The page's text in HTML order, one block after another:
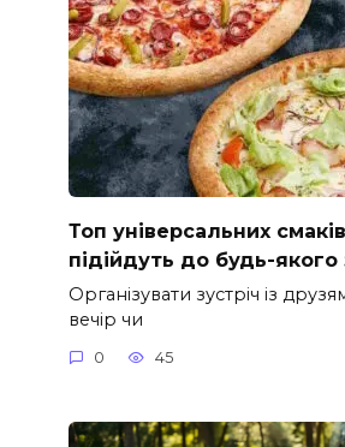
Топ універсальних
підійдуть до будь-якого
Організувати зустріч із
вечір чи
0 45